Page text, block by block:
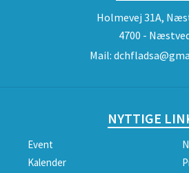
Holmevej 31A,
4700 -
Mail:
NYTTIGE
Event
Kalender